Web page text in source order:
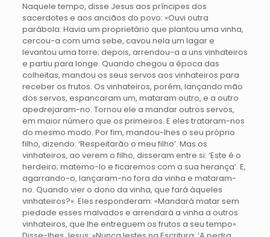
Naquele tempo, disse Jesus aos príncipes dos
sacerdotes e aos anciãos do povo: «Ouvi outra
parábola: Havia um proprietário que plantou uma vinha,
cercou-a com uma sebe, cavou nela um lagar e
levantou uma torre; depois, arrendou-a a uns vinhateiros
e partiu para longe. Quando chegou a época das
colheitas, mandou os seus servos aos vinhateiros para
receber os frutos. Os vinhateiros, porém, lançando mão
dos servos, espancaram um, mataram outro, e a outro
apedrejaram-no. Tornou ele a mandar outros servos,
em maior número que os primeiros. E eles trataram-nos
do mesmo modo. Por fim, mandou-lhes o seu próprio
filho, dizendo: ‘Respeitarão o meu filho’. Mas os
vinhateiros, ao verem o filho, disseram entre si: ‘Este é o
herdeiro; matemo-lo e ficaremos com a sua herança’. E,
agarrando-o, lançaram-no fora da vinha e mataram-
no. Quando vier o dono da vinha, que fará àqueles
vinhateiros?». Eles responderam: «Mandará matar sem
piedade esses malvados e arrendará a vinha a outros
vinhateiros, que lhe entreguem os frutos a seu tempo».